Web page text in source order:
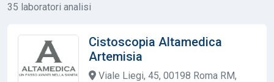
35 laboratori analisi
Cistoscopia Altamedica
Artemisia
Viale Liegi, 45, 00198 Roma RM,